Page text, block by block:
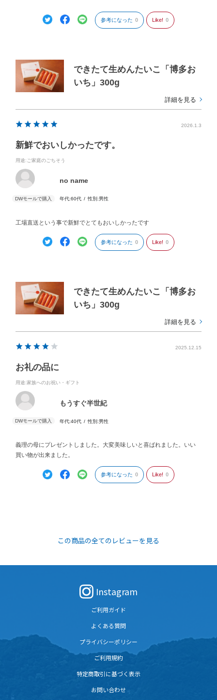
またいろんな方に送りたいと思います。参考になった 0 Like! 0
できたて生めんたいこ「博多お
いち」300g
詳細を見る
2026.1.3
新鮮でおいしかったです。
用途:ご家庭のごちそう
no name
年代:60代 性別:男性
工場直送という事で新鮮でとてもおいしかったです
参考になった 0 Like! 0
できたて生めんたいこ「博多お
いち」300g
詳細を見る
2025.12.15
お礼の品に
用途:家族へのお祝い・ギフト
もうすぐ半世紀
年代:40代 性別:男性
義理の母にプレゼントしました。大変美味しいと喜ばれました。いい
買い物が出来ました。
参考になった 0 Like! 0
この商品の全てのレビューを見る
Instagram
ご利用ガイド
よくある質問
プライバシーポリシー
ご利用規約
特定商取引に基づく表示
お問い合わせ